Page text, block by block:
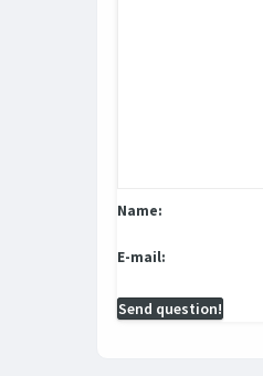
Name:
E-mail:
Send question!